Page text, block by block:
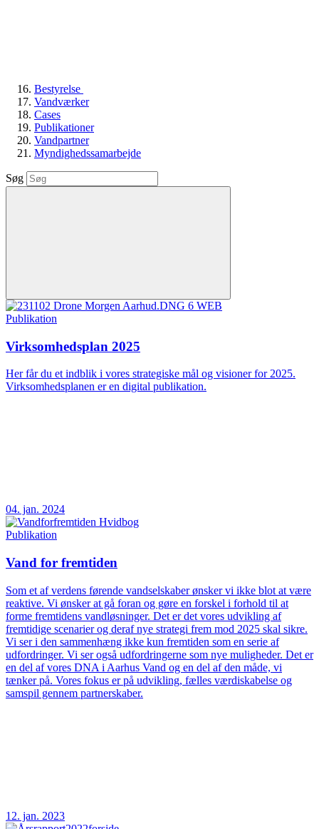
Bestyrelse
Vandværker
Cases
Publikationer
Vandpartner
Myndighedssamarbejde
Søg
Publikation
Virksomhedsplan 2025
Her får du et indblik i vores strategiske mål og visioner for 2025.
Virksomhedsplanen er en digital publikation.
04. jan. 2024
Publikation
Vand for fremtiden
Som et af verdens førende vandselskaber ønsker vi ikke blot at være
reaktive. Vi ønsker at gå foran og gøre en forskel i forhold til at
forme fremtidens vandløsninger. Det er det vores udvikling af
fremtidige scenarier og deraf nye strategi frem mod 2025 skal sikre.
Vi ser i den sammenhæng ikke kun fremtiden som en serie af
udfordringer. Vi ser også udfordringerne som nye muligheder. Det er
en del af vores DNA i Aarhus Vand og en del af den måde, vi
tænker på. Vores fokus er på udvikling, fælles værdiskabelse og
samspil gennem partnerskaber.
12. jan. 2023